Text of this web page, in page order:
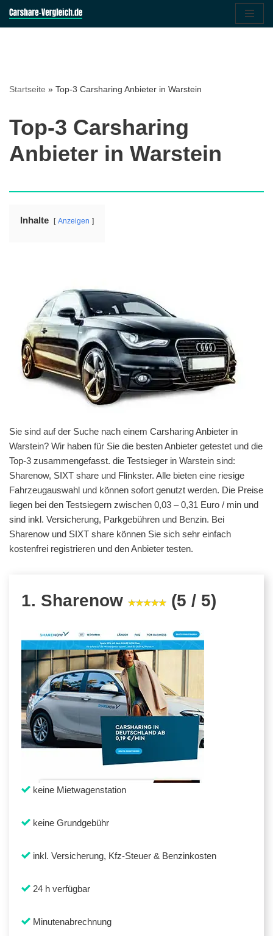
Startseite » Top-3 Carsharing Anbieter in Warstein
Top-3 Carsharing
Anbieter in Warstein
Inhalte Anzeigen
Sie sind auf der Suche nach einem Carsharing Anbieter in
Warstein? Wir haben für Sie die besten Anbieter getestet und die
Top-3 zusammengefasst. die Testsieger in Warstein sind:
Sharenow, SIXT share und Flinkster. Alle bieten eine riesige
Fahrzeugauswahl und können sofort genutzt werden. Die Preise
liegen bei den Testsiegern zwischen 0,03 – 0,31 Euro / min und
sind inkl. Versicherung, Parkgebühren und Benzin. Bei
Sharenow und SIXT share können Sie sich sehr einfach
kostenfrei registrieren und den Anbieter testen.
1. Sharenow (5 / 5)
keine Mietwagenstation
keine Grundgebühr
inkl. Versicherung, Kfz-Steuer & Benzinkosten
24 h verfügbar
Minutenabrechnung